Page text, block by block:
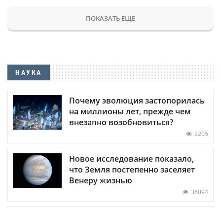
ПОКАЗАТЬ ЕЩЕ
НАУКА
Почему эволюция застопорилась
на миллионы лет, прежде чем
внезапно возобновиться?
2205
Новое исследование показало,
что Земля постепенно заселяет
Венеру жизнью
36094